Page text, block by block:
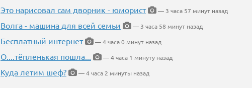
Это нарисовал сам дворник - юморист
— 3 часа 57 минут назад
Волга - машина для всей семьи
— 3 часа 58 минут назад
Бесплатный интернет
— 4 часа 0 минут назад
О....тёпленькая пошла...
— 4 часа 1 минуту назад
Куда летим шеф? — 4 часа 2 минуты назад